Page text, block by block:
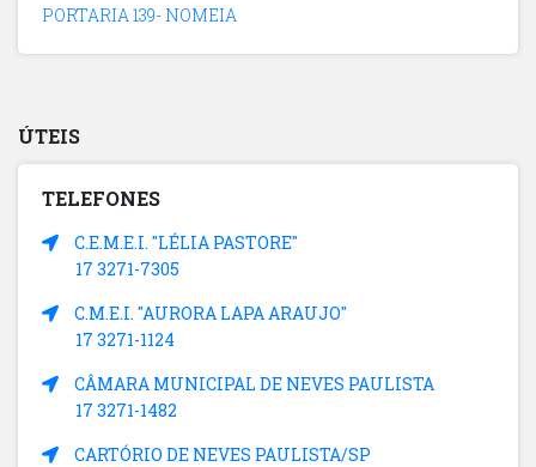
PORTARIA 139- NOMEIA
ÚTEIS
TELEFONES
C.E.M.E.I. "LÉLIA PASTORE"
17 3271-7305
C.M.E.I. "AURORA LAPA ARAUJO"
17 3271-1124
CÂMARA MUNICIPAL DE NEVES PAULISTA
17 3271-1482
CARTÓRIO DE NEVES PAULISTA/SP